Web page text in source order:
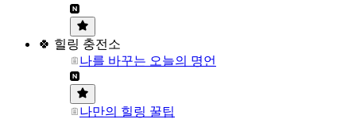
🍀 힐링 충전소
나를 바꾸는 오늘의 명언
나만의 힐링 꿀팁